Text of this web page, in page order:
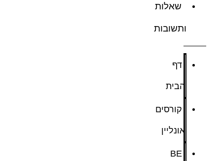
שאלות
ותשובות
הבית
קורסים
אונליין
BE